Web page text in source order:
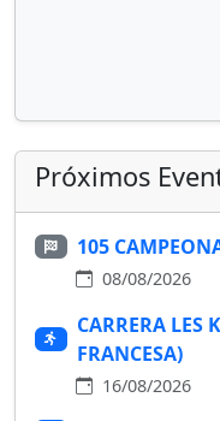
Próximos
105
08/08/2026
CARRERA LES
FRANCESA)
16/08/2026